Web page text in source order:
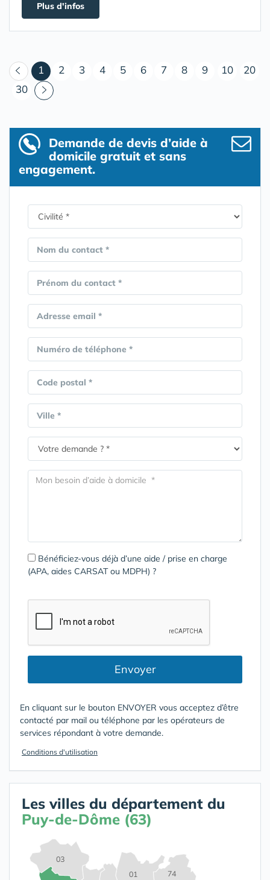
Plus d'infos
1 (courant)
2 3 4 5 6 7 8 9 10
20
30
Demande de devis d’aide à
domicile gratuit et sans
engagement.
Nom du contact *
Prénom du contact *
Adresse email *
Numéro de téléphone *
Code postal *
Ville *
Bénéficiez-vous déjà d’une aide / prise en charge
(APA, aides CARSAT ou MDPH) ?
Envoyer
En cliquant sur le bouton ENVOYER vous acceptez d’être
contacté par mail ou téléphone par les opérateurs de
services répondant à votre demande.
Conditions d'utilisation
Les villes du département du
Puy-de-Dôme (63)
01
03
74